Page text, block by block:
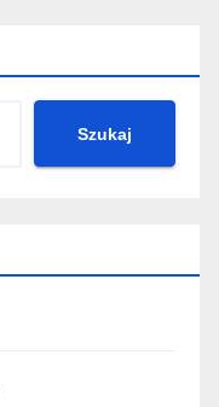
Szukaj